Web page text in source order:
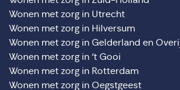
Wonen met zorg in Utrecht
Wonen met zorg in Hilversum
Wonen met zorg in Gelderland en
Wonen met zorg in ‘t Gooi
Wonen met zorg in Rotterdam
Wonen met zorg in Oegstgeest